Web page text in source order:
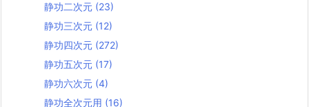
静功二次元 (23)
静功三次元 (12)
静功四次元 (272)
静功五次元 (17)
静功六次元 (4)
静功全次元用 (16)